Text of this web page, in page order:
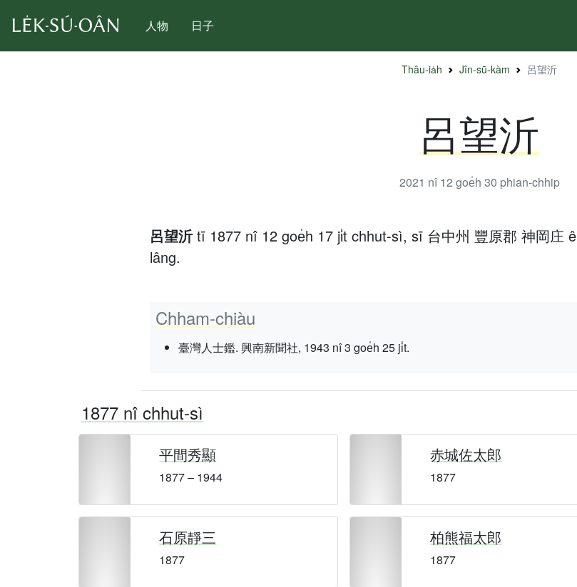
人物 日子
Thâu-ia̍h Jîn-sū-kàm 呂望沂
呂望沂
2021 nî 12 goe̍h 30 phian-chhip
呂望沂tī 1877 nî 12 goe̍h 17 ji̍t chhut-sì, sī 台中州 豐原郡 神岡庄 ê
lâng.
Chham-chiàu
臺灣人士鑑. 興南新聞社, 1943 nî 3 goe̍h 25 ji̍t.
1877 nî chhut-sì
平間秀顯
1877 – 1944
赤城佐太郎
1877
石原靜三
1877
柏熊福太郎
1877